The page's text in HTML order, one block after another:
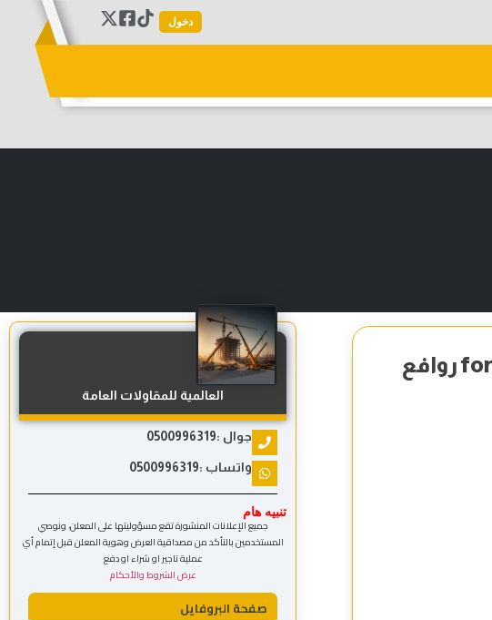
دخول
رافعه شوكيه للايجار فوركلفت فركلفت forklift روافع
العالمية للمقاولات العامة
جوال :0500996319
واتساب :0500996319
تنبيه هام
جميع الإعلانات المنشورة تقع مسؤوليتها على المعلن، ونوصي
المستخدمين بالتأكد من مصداقية العرض وهوية المعلن قبل إتمام أي
عملية تاجير او شراء او دفع
عرض الشروط والأحكام
صفحة البروفايل